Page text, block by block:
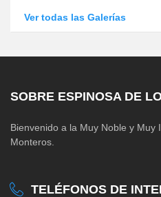
Ver todas las Galerías
SOBRE ESPINOSA DE
Bienvenido a la Muy Noble y Muy
Monteros.
TELÉFONOS DE